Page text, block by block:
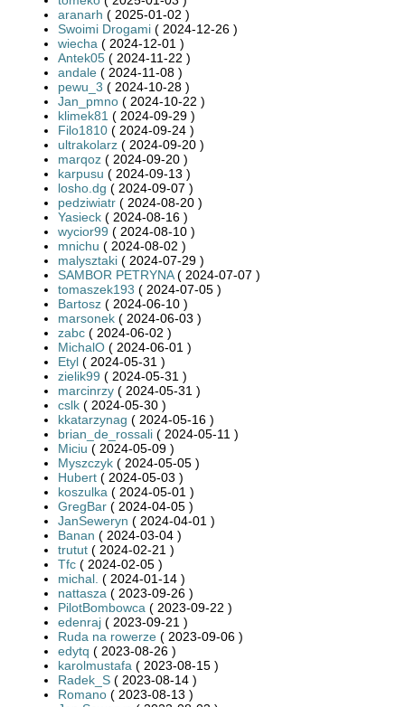
aranarh ( 2025-01-02 )
Swoimi Drogami ( 2024-12-26 )
wiecha ( 2024-12-01 )
Antek05 ( 2024-11-22 )
andale ( 2024-11-08 )
pewu_3 ( 2024-10-28 )
Jan_pmno ( 2024-10-22 )
klimek81 ( 2024-09-29 )
Filo1810 ( 2024-09-24 )
ultrakolarz ( 2024-09-20 )
marqoz ( 2024-09-20 )
karpusu ( 2024-09-13 )
losho.dg ( 2024-09-07 )
pedziwiatr ( 2024-08-20 )
Yasieck ( 2024-08-16 )
wycior99 ( 2024-08-10 )
mnichu ( 2024-08-02 )
malysztaki ( 2024-07-29 )
SAMBOR PETRYNA( 2024-07-07 )
tomaszek193 ( 2024-07-05 )
Bartosz ( 2024-06-10 )
marsonek ( 2024-06-03 )
zabc ( 2024-06-02 )
MichalO ( 2024-06-01 )
Etyl ( 2024-05-31 )
zielik99 ( 2024-05-31 )
marcinrzy ( 2024-05-31 )
cslk ( 2024-05-30 )
kkatarzynag ( 2024-05-16 )
brian_de_rossali ( 2024-05-11 )
Miciu ( 2024-05-09 )
Myszczyk ( 2024-05-05 )
Hubert ( 2024-05-03 )
koszulka ( 2024-05-01 )
GregBar ( 2024-04-05 )
JanSeweryn ( 2024-04-01 )
Banan ( 2024-03-04 )
trutut ( 2024-02-21 )
Tfc ( 2024-02-05 )
michal. ( 2024-01-14 )
nattasza ( 2023-09-26 )
PilotBombowca ( 2023-09-22 )
edenraj ( 2023-09-21 )
Ruda na rowerze ( 2023-09-06 )
edytq ( 2023-08-26 )
karolmustafa ( 2023-08-15 )
Radek_S ( 2023-08-14 )
Romano ( 2023-08-13 )